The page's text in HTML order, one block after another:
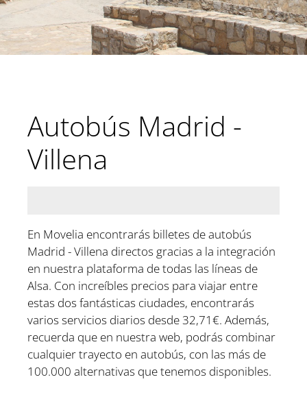
Autobús Madrid -
Villena
En Movelia encontrarás billetes de autobús
Madrid - Villena directos gracias a la integración
en nuestra plataforma de todas las líneas de
Alsa. Con increíbles precios para viajar entre
estas dos fantásticas ciudades, encontrarás
varios servicios diarios desde 32,71€. Además,
recuerda que en nuestra web, podrás combinar
cualquier trayecto en autobús, con las más de
100.000 alternativas que tenemos disponibles.